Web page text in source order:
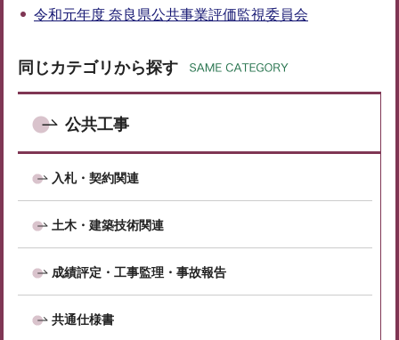
令和元年度 奈良県公共事業評価監視委員会
同じカテゴリから探す
公共工事
入札・契約関連
土木・建築技術関連
成績評定・工事監理・事故報告
共通仕様書